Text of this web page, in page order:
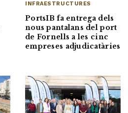
INFRAESTRUCTURES
PortsIB fa entrega dels
nous pantalans del port
de Fornells a les cinc
empreses adjudicatàries